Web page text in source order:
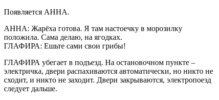
Появляется АННА.
АННА: Жарёха готова. Я там настоечку в морозилку
положила. Сама делаю, на ягодках.
ГЛАФИРА: Ешьте сами свои грибы!
ГЛАФИРА убегает в подъезд. На остановочном пункте –
электричка, двери распахиваются автоматически, но никто не
сходит, и никто не заходит. Двери закрываются, электропоезд
следует дальше.